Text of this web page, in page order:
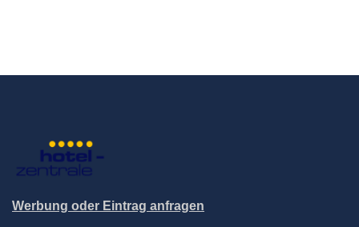
Werbung oder Eintrag anfragen